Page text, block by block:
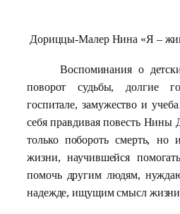
Дориццы-Малер Нина «Я –
Воспоминания о
поворот судьбы, долгие
госпитале, замужество и
себя правдивая повесть
только побороть смерть, но
жизни, научившейся
помочь другим людям,
надежде, ищущим смысл